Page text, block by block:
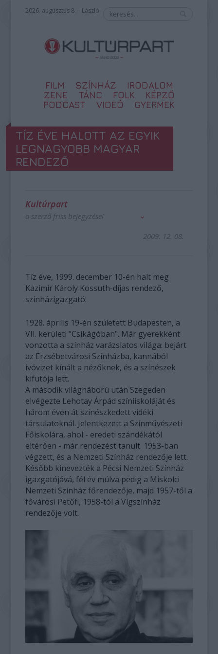
2026. augusztus 8. – László
FILM SZÍNHÁZ
IRODALOM
ZENE
TÁNC FOLK
KÉPZŐ
PODCAST
VIDEÓ GYERMEK
TÍZ ÉVE HALOTT AZ EGYIK
LEGNAGYOBB MAGYAR
RENDEZŐ
Kultúrpart
a szerző friss bejegyzései
2009. 12. 08.
Tíz éve, 1999. december 10-én halt meg
Kazimir Károly Kossuth-díjas rendező,
színházigazgató.
1928. április 19-én született Budapesten, a
VII. kerületi "Csikágóban". Már gyerekként
vonzotta a színház varázslatos világa: bejárt
az Erzsébetvárosi Színházba, kannából
ivóvizet kínált a nézőknek, és a színészek
kifutója lett.
A második világháború után Szegeden
elvégezte Lehotay Árpád színiiskoláját és
három éven át színészkedett vidéki
társulatoknál. Jelentkezett a Színművészeti
Főiskolára, ahol - eredeti szándékától
eltérően - már rendezést tanult. 1953-ban
végzett, és a Nemzeti Színház rendezője lett.
Később kinevezték a Pécsi Nemzeti Színház
igazgatójává, fél év múlva pedig a Miskolci
Nemzeti Színház főrendezője, majd 1957-től a
fővárosi Petőfi, 1958-tól a Vígszínház
rendezője volt.